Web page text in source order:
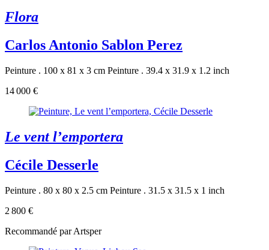
Flora
Carlos Antonio Sablon Perez
Peinture . 100 x 81 x 3 cm Peinture . 39.4 x 31.9 x 1.2 inch
14 000 €
Le vent l’emportera
Cécile Desserle
Peinture . 80 x 80 x 2.5 cm Peinture . 31.5 x 31.5 x 1 inch
2 800 €
Recommandé par Artsper